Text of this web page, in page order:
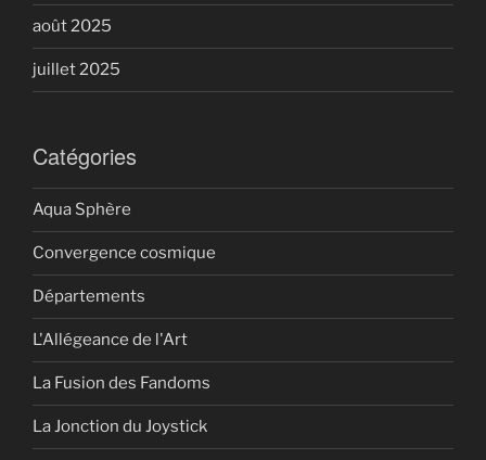
août 2025
juillet 2025
Catégories
Aqua Sphère
Convergence cosmique
Départements
L'Allégeance de l'Art
La Fusion des Fandoms
La Jonction du Joystick